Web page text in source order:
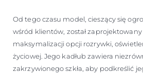
Od tego czasu model, cieszący się
wśród klientów, został zaprojektowany
maksymalizacji opcji rozrywki,
życiowej. Jego kadłub zawiera
zakrzywionego szkła, aby podkreślić